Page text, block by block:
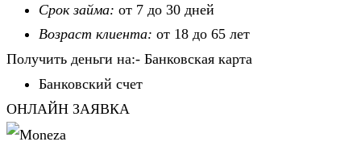
Срок займа: от 7 до 30 дней
Возраст клиента: от 18 до 65 лет
Получить деньги на:- Банковская карта
Банковский счет
ОНЛАЙН ЗАЯВКА